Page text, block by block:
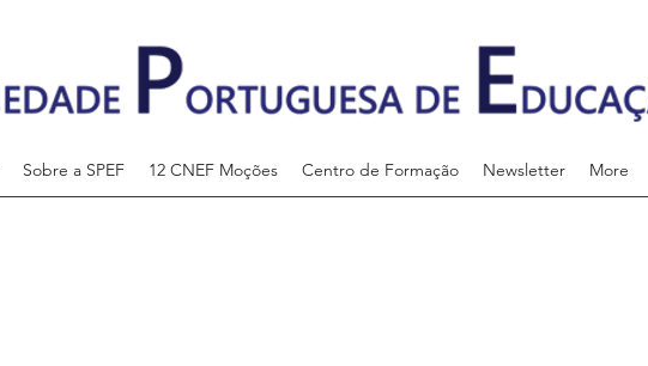
Sobre a SPEF 12 CNEF Moções Centro de Formação Newsletter More